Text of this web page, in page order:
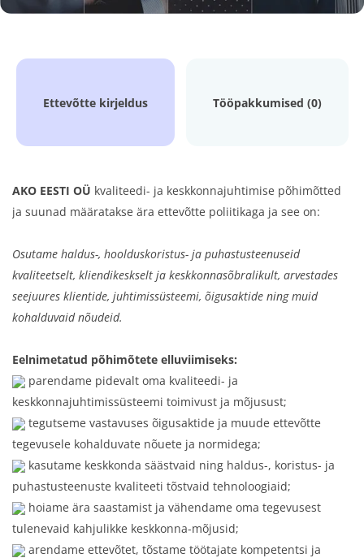
Ettevõtte kirjeldus Tööpakkumised (0)
AKO EESTI OÜ kvaliteedi- ja keskkonnajuhtimise põhimõtted
ja suunad määratakse ära ettevõtte poliitikaga ja see on:
Osutame haldus-, hoolduskoristus- ja puhastusteenuseid
kvaliteetselt, kliendikeskselt ja keskkonnasõbralikult, arvestades
seejuures klientide, juhtimissüsteemi, õigusaktide ning muid
kohalduvaid nõudeid.
Eelnimetatud põhimõtete elluviimiseks:
parendame pidevalt oma kvaliteedi- ja
keskkonnajuhtimissüsteemi toimivust ja mõjusust;
tegutseme vastavuses õigusaktide ja muude ettevõtte
tegevusele kohalduvate nõuete ja normidega;
kasutame keskkonda säästvaid ning haldus-, koristus- ja
puhastusteenuste kvaliteeti tõstvaid tehnoloogiaid;
hoiame ära saastamist ja vähendame oma tegevusest
tulenevaid kahjulikke keskkonna-mõjusid;
arendame ettevõtet, tõstame töötajate kompetentsi ja